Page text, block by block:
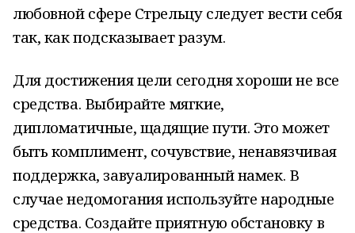
любовной сфере Стрельцу следует вести себя
так, как подсказывает разум.
Для достижения цели сегодня хороши не все
средства. Выбирайте мягкие,
дипломатичные, щадящие пути. Это может
быть комплимент, сочувствие, ненавязчивая
поддержка, завуалированный намек. В
случае недомогания используйте народные
средства. Создайте приятную обстановку в